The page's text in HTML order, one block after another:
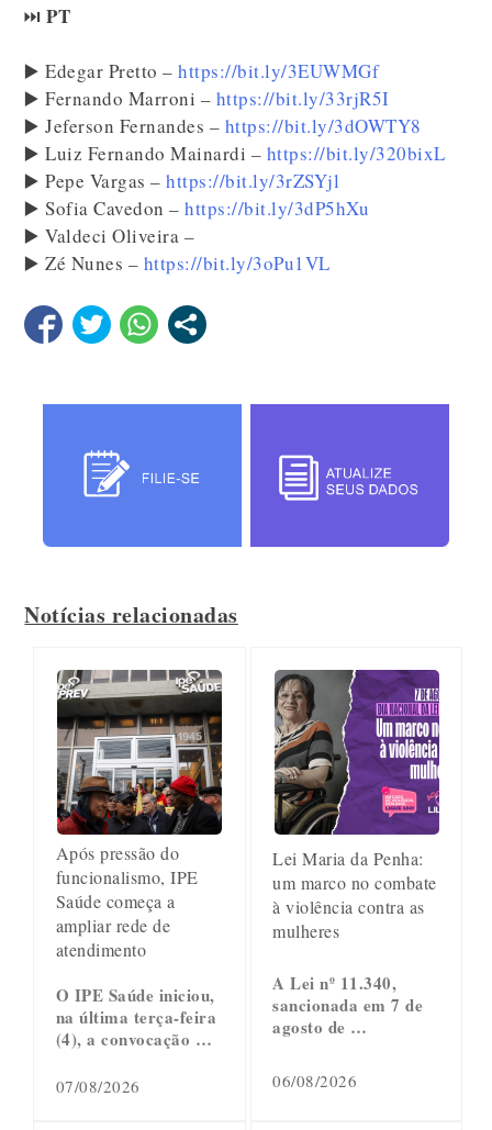
⏭️PT
▶️ Edegar Pretto –https://bit.ly/3EUWMGf
▶️ Fernando Marroni – https://bit.ly/33rjR5I
▶️ Jeferson Fernandes – https://bit.ly/3dOWTY8
▶️ Luiz Fernando Mainardi – https://bit.ly/320bixL
▶️ Pepe Vargas –https://bit.ly/3rZSYjl
▶️ Sofia Cavedon –https://bit.ly/3dP5hXu
▶️ Valdeci Oliveira –
▶️ Zé Nunes – https://bit.ly/3oPu1VL
Notícias relacionadas
Após pressão do
funcionalismo, IPE
Saúde começa a
ampliar rede de
atendimento
O IPE Saúde iniciou,
na última terça-feira
(4), a convocação …
07/08/2026
Lei Maria da Penha:
um marco no combate
à violência contra as
mulheres
A Lei nº 11.340,
sancionada em 7 de
agosto de …
06/08/2026